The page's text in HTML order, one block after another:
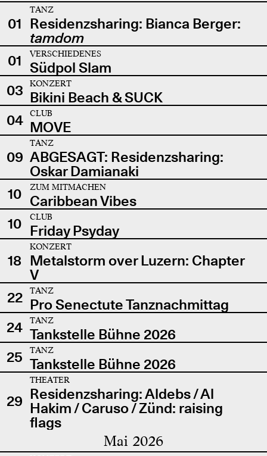
01
TANZ
Residenzsharing: Bianca Berger:
tamdom
01
VERSCHIEDENES
Südpol Slam
03
KONZERT
Bikini Beach & SUCK
04
CLUB
MOVE
09
TANZ
ABGESAGT: Residenzsharing:
Oskar Damianaki
10
ZUM MITMACHEN
Caribbean Vibes
10
CLUB
Friday Psyday
18
KONZERT
Metalstorm over Luzern: Chapter
V
22
TANZ
Pro Senectute Tanznachmittag
24
TANZ
Tankstelle Bühne 2026
25
TANZ
Tankstelle Bühne 2026
29
THEATER
Residenzsharing: Aldebs / Al
Hakim / Caruso / Zünd: raising
flags
Mai 2026